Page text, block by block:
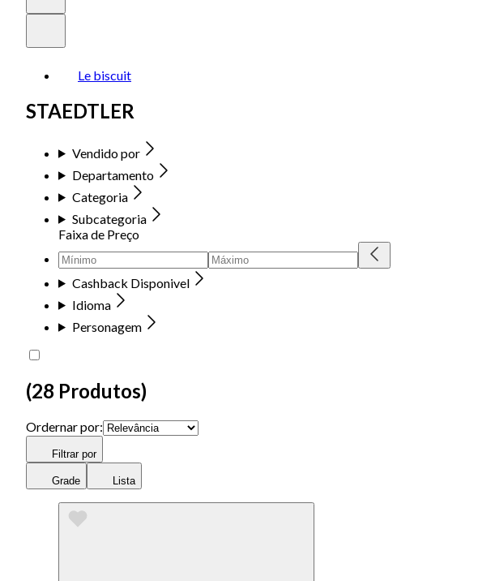
Le biscuit
STAEDTLER
Vendido por
Departamento
Categoria
Subcategoria
Faixa de Preço
Cashback Disponivel
Idioma
Personagem
(28 Produtos)
Ordernar por:
Filtrar por
Grade Lista